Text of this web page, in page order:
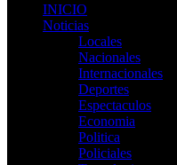
INICIO
Noticias
Locales
Nacionales
Internacionales
Deportes
Espectaculos
Economia
Politica
Policiales